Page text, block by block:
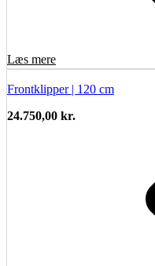
Læs mere
Frontklipper | 120 cm
24.750,00 kr.